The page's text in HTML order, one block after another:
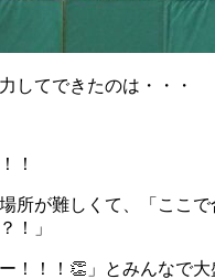
してできたのは・・・
！
所が難しくて、「ここ
！」
ー！！！👏」とみんなで